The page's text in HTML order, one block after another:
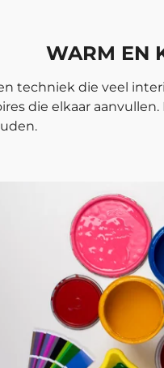
WARM EN
techniek die veel
die elkaar